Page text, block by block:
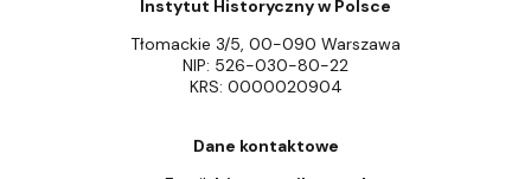
Instytut Historyczny w Polsce
Tłomackie 3/5, 00-090 Warszawa
NIP: 526-030-80-22
KRS: 0000020904
Dane kontaktowe